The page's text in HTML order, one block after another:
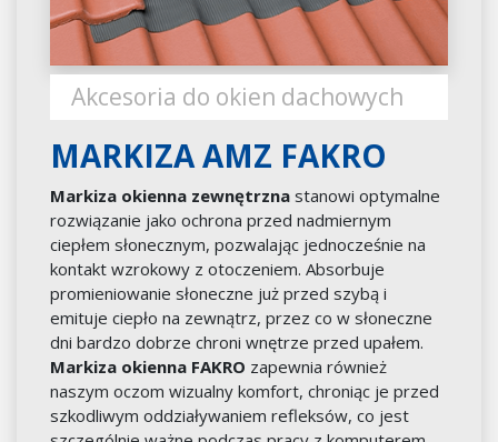
Akcesoria do okien dachowych
MARKIZA AMZ FAKRO
Markiza okienna zewnętrzna stanowi optymalne
rozwiązanie jako ochrona przed nadmiernym
ciepłem słonecznym, pozwalając jednocześnie na
kontakt wzrokowy z otoczeniem. Absorbuje
promieniowanie słoneczne już przed szybą i
emituje ciepło na zewnątrz, przez co w słoneczne
dni bardzo dobrze chroni wnętrze przed upałem.
Markiza okienna FAKRO zapewnia również
naszym oczom wizualny komfort, chroniąc je przed
szkodliwym oddziaływaniem refleksów, co jest